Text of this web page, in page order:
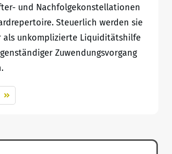
und Nachfolgekonstellationen
Steuerlich werden sie
als unkomplizierte Liquiditätshilfe
Zuwendungsvorgang